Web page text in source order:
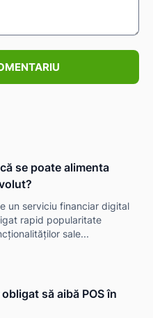
se poate alimenta
un serviciu financiar digital
rapid popularitate
sale...
să aibă POS în